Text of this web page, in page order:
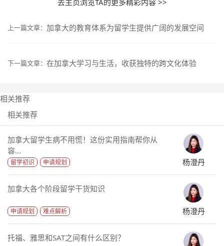
去主页浏览TA的更多精彩内容 >>
上一篇文章： 加拿大的教育体系为留学生提供广阔的发展空间
下一篇文章： 在加拿大学习与生活，收获独特的跨文化体验
相关推荐
相关推荐
加拿大留学生病不用慌！这份实用指南帮你从
容...
留学初识 申请规划 杨澄丹
加拿大各个阶段留学干货知识
申请规划 难点解析 杨澄丹
托福、雅思和SAT之间有什么区别？